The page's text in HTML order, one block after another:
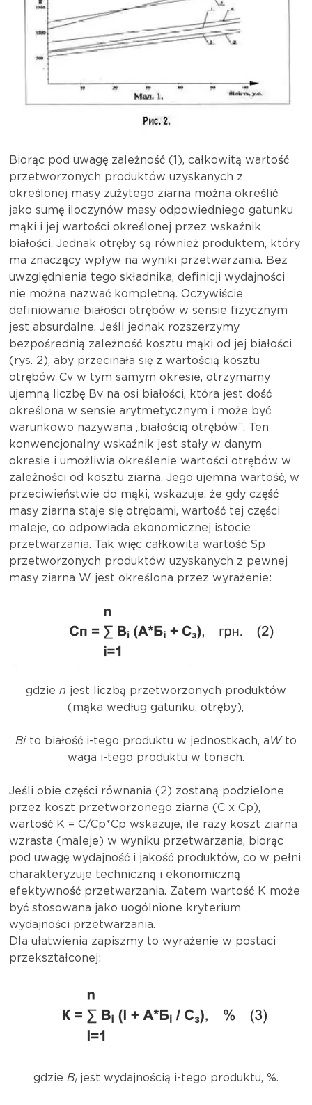
Biorąc pod uwagę zależność (1), całkowitą wartość
przetworzonych produktów uzyskanych z
określonej masy zużytego ziarna można określić
jako sumę iloczynów masy odpowiedniego gatunku
mąki i jej wartości określonej przez wskaźnik
białości. Jednak otręby są również produktem, który
ma znaczący wpływ na wyniki przetwarzania. Bez
uwzględnienia tego składnika, definicji wydajności
nie można nazwać kompletną. Oczywiście
definiowanie białości otrębów w sensie fizycznym
jest absurdalne. Jeśli jednak rozszerzymy
bezpośrednią zależność kosztu mąki od jej białości
(rys. 2), aby przecinała się z wartością kosztu
otrębów Cv w tym samym okresie, otrzymamy
ujemną liczbę Bv na osi białości, która jest dość
określona w sensie arytmetycznym i może być
warunkowo nazywana „białością otrębów”. Ten
konwencjonalny wskaźnik jest stały w danym
okresie i umożliwia określenie wartości otrębów w
zależności od kosztu ziarna. Jego ujemna wartość, w
przeciwieństwie do mąki, wskazuje, że gdy część
masy ziarna staje się otrębami, wartość tej części
maleje, co odpowiada ekonomicznej istocie
przetwarzania. Tak więc całkowita wartość Sp
przetworzonych produktów uzyskanych z pewnej
masy ziarna W jest określona przez wyrażenie:
gdzie n jest liczbą przetworzonych produktów
(mąka według gatunku, otręby),
Bito białość i-tego produktu w jednostkach, a Wto
waga i-tego produktu w tonach.
Jeśli obie części równania (2) zostaną podzielone
przez koszt przetworzonego ziarna (C x Cp),
wartość K = C/Cp*Cp wskazuje, ile razy koszt ziarna
wzrasta (maleje) w wyniku przetwarzania, biorąc
pod uwagę wydajność i jakość produktów, co w pełni
charakteryzuje techniczną i ekonomiczną
efektywność przetwarzania. Zatem wartość K może
być stosowana jako uogólnione kryterium
wydajności przetwarzania.
Dla ułatwienia zapiszmy to wyrażenie w postaci
przekształconej:
gdzie Bijest wydajnością i-tego produktu, %.